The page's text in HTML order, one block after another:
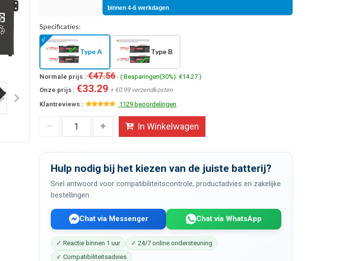
binnen 4-6 werkdagen
Specificaties:
Type A Type B
Normale prijs :€47.56- ( Besparingen(30%): €14.27 )
Onze prijs : €33.29 + €0.99 verzendkosten
Klantreviews :
1129 beoordelingen
In Winkelwagen
Hulp nodig bij het kiezen van de juiste batterij?
Snel antwoord voor compatibiliteitscontrole, productadvies en zakelijke
bestellingen.
Chat via Messenger Chat via WhatsApp
✓ Reactie binnen 1 uur
✓ 24/7 online ondersteuning
✓ Compatibiliteitsadvies